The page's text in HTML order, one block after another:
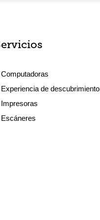
Computadoras
Experiencia de descubrimiento
Impresoras
Escáneres